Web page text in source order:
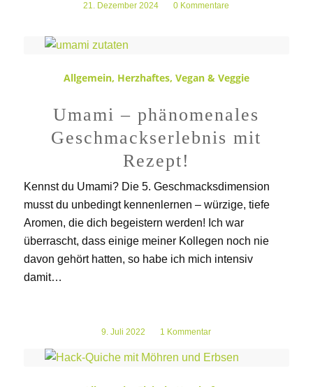
21. Dezember 2024
/ 0 Kommentare
Allgemein, Herzhaftes, Vegan & Veggie
Umami – phänomenales
Geschmackserlebnis mit
Rezept!
Kennst du Umami? Die 5. Geschmacksdimension
musst du unbedingt kennenlernen – würzige, tiefe
Aromen, die dich begeistern werden! Ich war
überrascht, dass einige meiner Kollegen noch nie
davon gehört hatten, so habe ich mich intensiv
damit…
9. Juli 2022
/ 1 Kommentar